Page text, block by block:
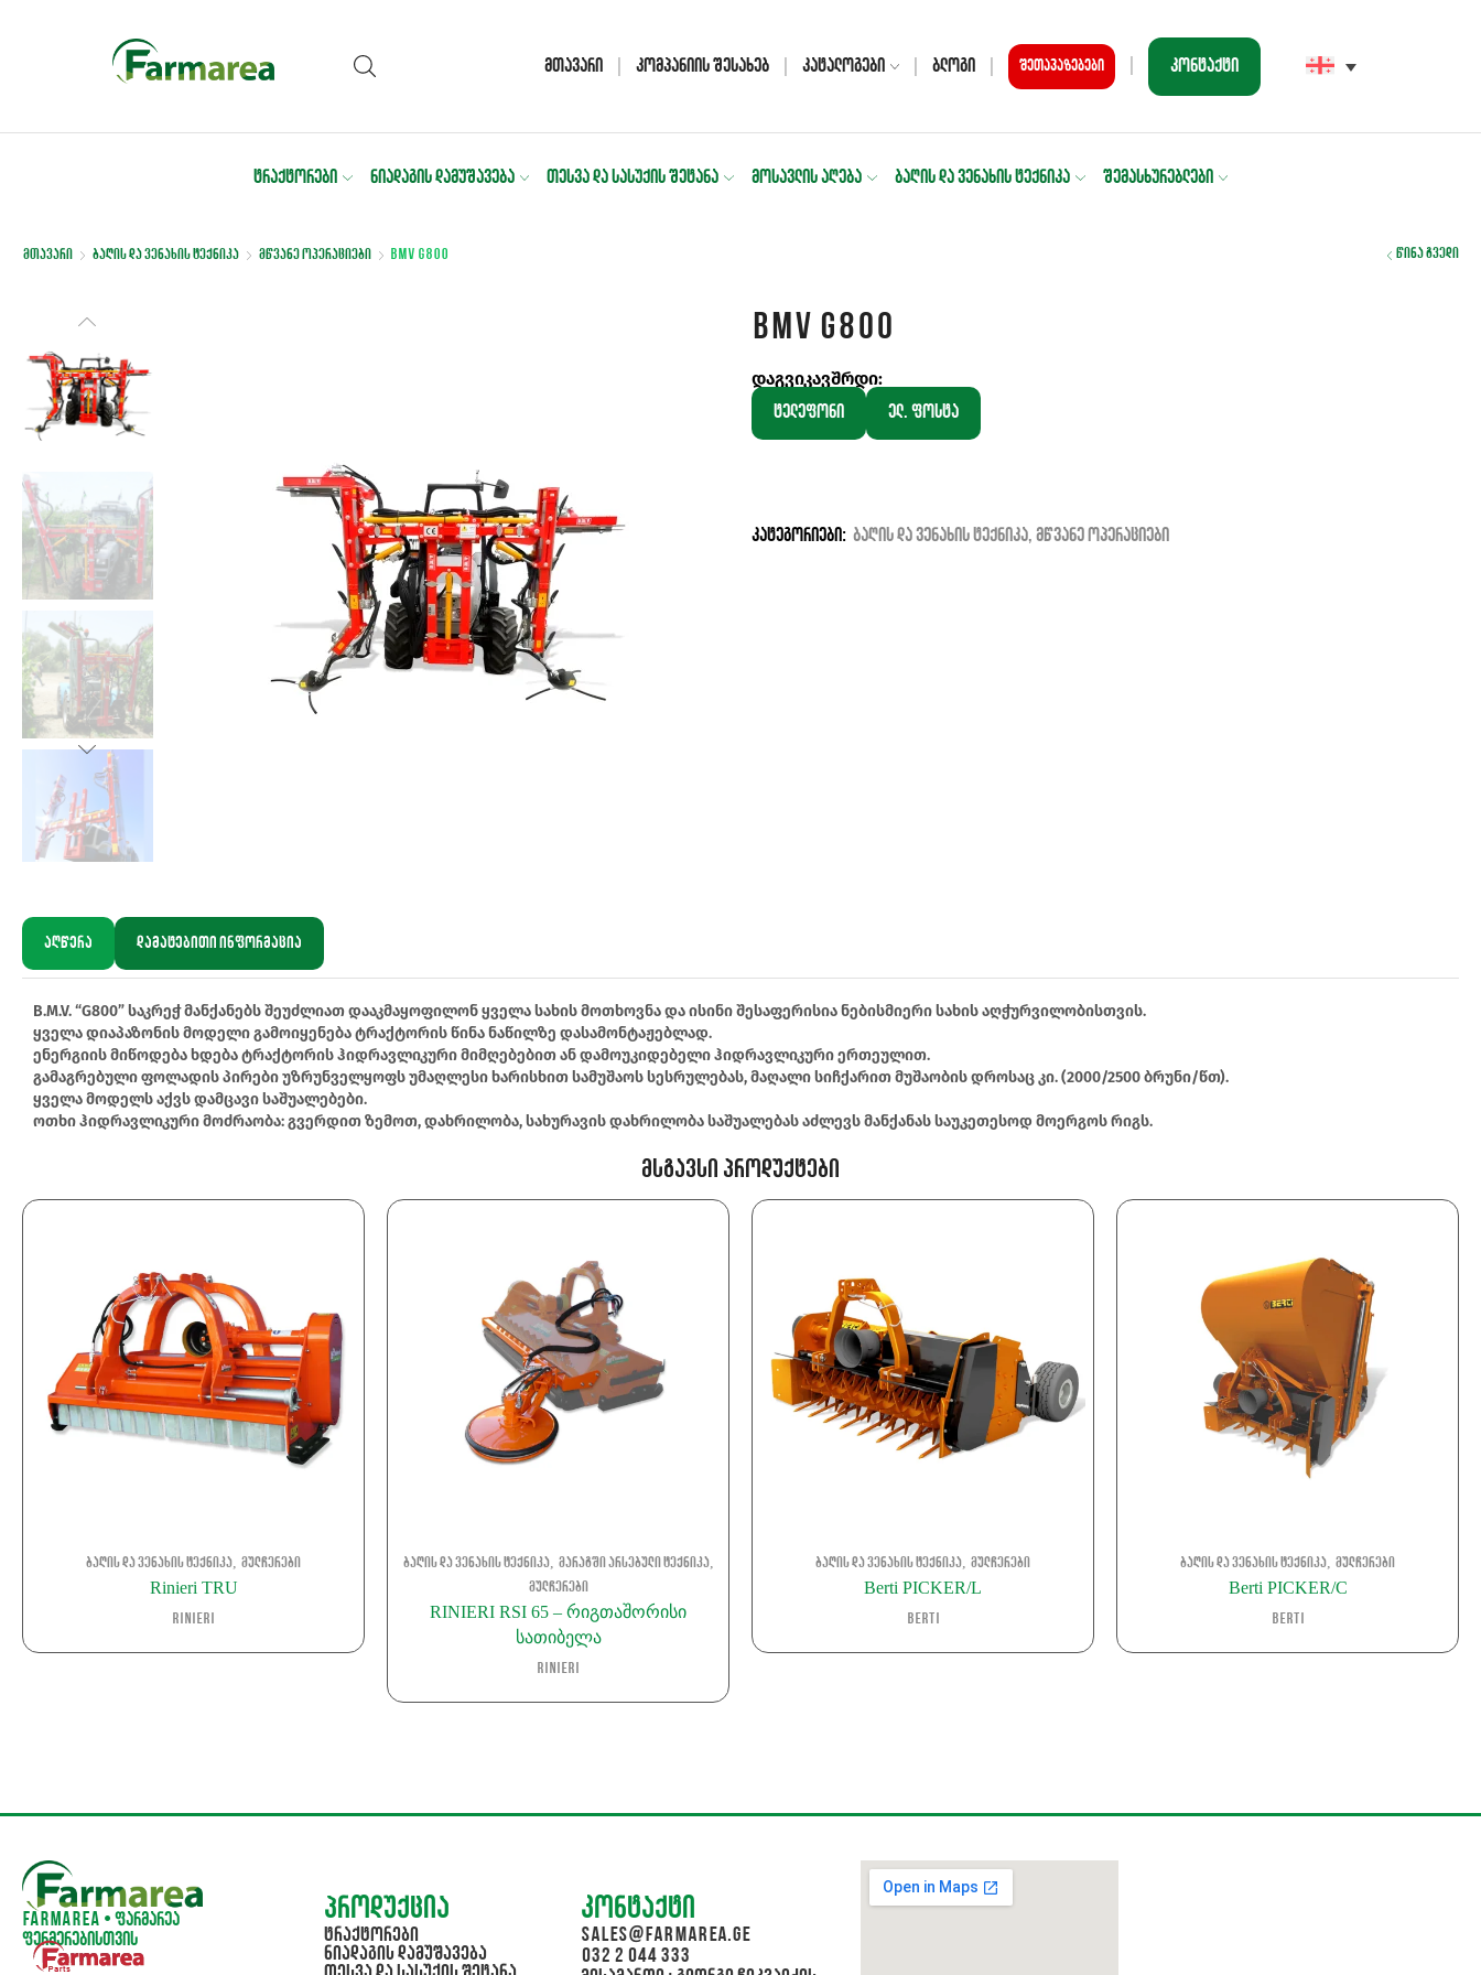
Მთავარი Კომპანიის Შესახებ Კატალოგები Ბლოგი შეთავაზებები კონტაქტი
ᲢᲠᲐᲥᲢᲝᲠᲔᲑᲘ ᲜᲘᲐᲓᲐᲒᲘᲡ ᲓᲐᲛᲣᲨᲐᲕᲔᲑᲐ ᲗᲔᲡᲕᲐ ᲓᲐ ᲡᲐᲡᲣᲥᲘᲡ ᲨᲔᲢᲐᲜᲐ ᲛᲝᲡᲐᲕᲚᲘᲡ ᲐᲦᲔᲑᲐ ᲑᲐᲦᲘᲡ ᲓᲐ ᲕᲔᲜᲐᲮᲘᲡ ᲢᲔᲥᲜᲘᲙᲐ ᲨᲔᲛᲐᲡᲮᲣᲠᲔᲑᲚᲔᲑᲘ
მთავარი ბაღის და ვენახის ტექნიკა მწვანე ოპერაციები BMV G800 წინა გვედი
video
BMV G800
დაგვიკავშრდი:
ტელეფონი
ელ. ფოსტა
კატეგორიები: ბაღის და ვენახის ტექნიკა, მწვანე ოპერაციები
აღწერა დამატებითი ინფორმაცია
B.M.V. “G800” საკრეჭ მანქანებს შეუძლიათ დააკმაყოფილონ ყველა სახის მოთხოვნა და ისინი შესაფერისია ნებისმიერი სახის აღჭურვილობისთვის.
ყველა დიაპაზონის მოდელი გამოიყენება ტრაქტორის წინა ნაწილზე დასამონტაჟებლად.
ენერგიის მიწოდება ხდება ტრაქტორის ჰიდრავლიკური მიმღებებით ან დამოუკიდებელი ჰიდრავლიკური ერთეულით.
გამაგრებული ფოლადის პირები უზრუნველყოფს უმაღლესი ხარისხით სამუშაოს სესრულებას, მაღალი სიჩქარით მუშაობის დროსაც კი. (2000/2500 ბრუნი/წთ).
ყველა მოდელს აქვს დამცავი საშუალებები.
ოთხი ჰიდრავლიკური მოძრაობა: გვერდით ზემოთ, დახრილობა, სახურავის დახრილობა საშუალებას აძლევს მანქანას საუკეთესოდ მოერგოს რიგს.
Მსგავსი Პროდუქტები
ბაღის და ვენახის ტექნიკა მულჩერები
Rinieri TRU
Rinieri
ბაღის და ვენახის ტექნიკა, მარაგში არსებული ტექნიკა,
მულჩერები
RINIERI RSI 65 – რიგთაშორისი
სათიბელა
Rinieri
ბაღის და ვენახის ტექნიკა მულჩერები
Berti PICKER/L
Berti
ბაღის და ვენახის ტექნიკა მულჩერები
Berti PICKER/C
Berti
Farmarea • ფარმარეა
ფერმერებისთვის
პროდუქცია
ტრაქტორები
ნიადაგის დამუშავება
კონტაქტი
sales@farmarea.ge
032 2 044 333